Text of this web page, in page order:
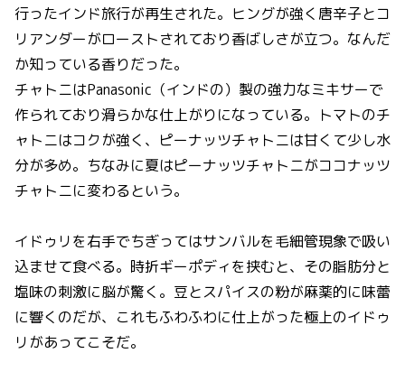
行ったインド旅行が再生された。ヒングが強く唐辛子とコ
リアンダーがローストされており香ばしさが立つ。なんだ
か知っている香りだった。
チャトニはPanasonic（インドの）製の強力なミキサーで
作られており滑らかな仕上がりになっている。トマトのチ
ャトニはコクが強く、ピーナッツチャトニは甘くて少し水
分が多め。ちなみに夏はピーナッツチャトニがココナッツ
チャトニに変わるという。
イドゥリを右手でちぎってはサンバルを毛細管現象で吸い
込ませて食べる。時折ギーポディを挟むと、その脂肪分と
塩味の刺激に脳が驚く。豆とスパイスの粉が麻薬的に味蕾
に響くのだが、これもふわふわに仕上がった極上のイドゥ
リがあってこそだ。